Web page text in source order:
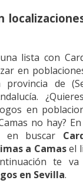
lista con
en
provincia de
en
no hay?
en buscar
a Camasel
te
en Sevilla.